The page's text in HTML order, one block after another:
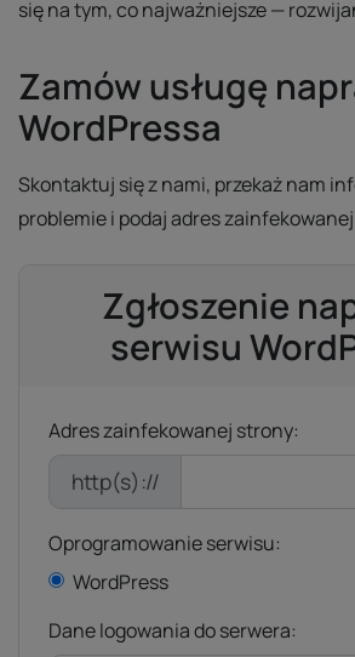
się na tym, co najważniejsze —
Zamów usługę
WordPressa
Skontaktuj się z nami, przekaż nam
problemie i podaj adres
Zgłoszenie
serwisu
Adres zainfekowanej strony:
http(s)://
Oprogramowanie serwisu:
WordPress
Dane logowania do serwera: